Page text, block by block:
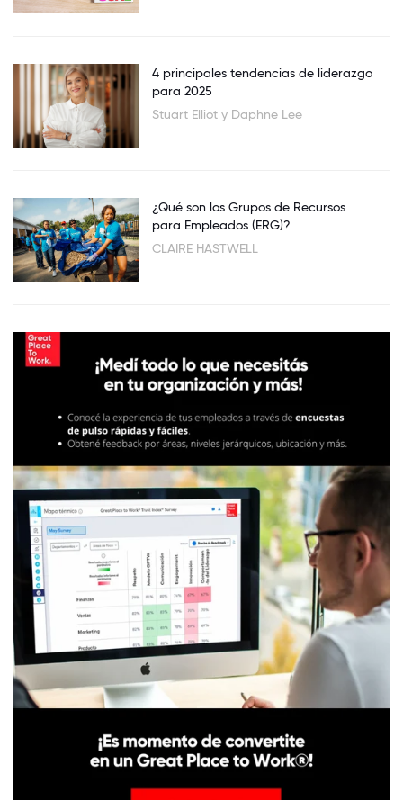
4 principales tendencias de liderazgo
para 2025
Stuart Elliot y Daphne Lee
¿Qué son los Grupos de Recursos
para Empleados (ERG)?
CLAIRE HASTWELL